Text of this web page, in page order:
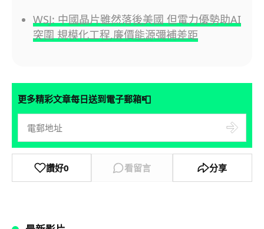
WSJ: 中國晶片雖然落後美國 但電力優勢助AI
突圍 規模化工程,廉價能源彌補差距
更多精彩文章每日送到電子郵箱📮
讚好0 看留言 分享